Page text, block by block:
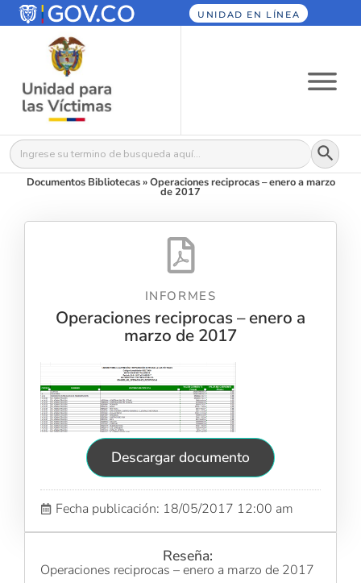
UNIDAD EN LÍNEA
Buscar: Botón
Documentos Bibliotecas»Operaciones reciprocas – enero a marzo
de 2017
INFORMES
Operaciones reciprocas – enero a
marzo de 2017
Descargar documento
Fecha publicación: 18/05/2017 12:00 am
Reseña:
Operaciones reciprocas – enero a marzo de 2017